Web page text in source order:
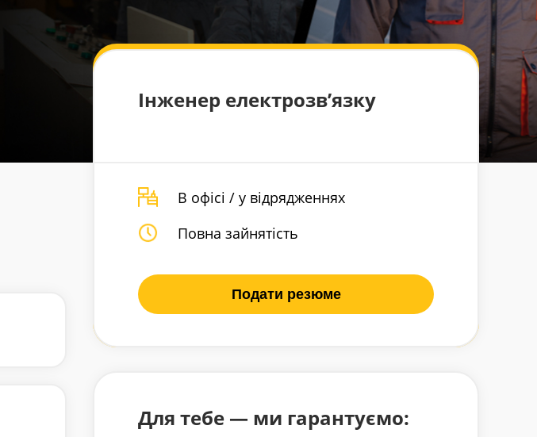
Інженер електрозв’язку
В офісі / у відрядженнях
Повна зайнятість
Подати резюме
Для тебе — ми гарантуємо: